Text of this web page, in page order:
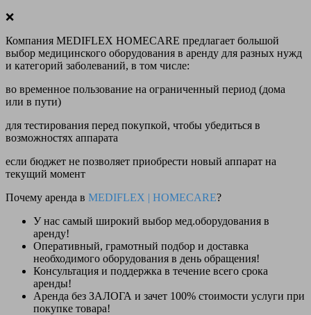
❌
Компания MEDIFLEX HOMECARE предлагает большой
выбор медицинского оборудования в аренду для разных нужд
и категорий заболеваний, в том числе:
во временное пользование на ограниченный период (дома
или в пути)
для тестирования перед покупкой, чтобы убедиться в
возможностях аппарата
если бюджет не позволяет приобрести новый аппарат на
текущий момент
Почему аренда в MEDIFLEX | HOMECARE?
У нас самый широкий выбор мед.оборудования в
аренду!
Оперативный, грамотный подбор и доставка
необходимого оборудования в день обращения!
Консультация и поддержка в течение всего срока
аренды!
Аренда без ЗАЛОГА и зачет 100% стоимости услуги при
покупке товара!